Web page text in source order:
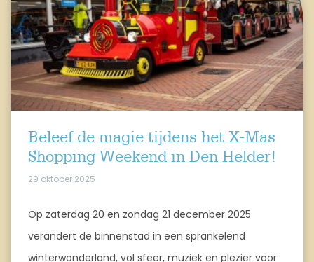
Beleef de magie tijdens het X-Mas
Shopping Weekend in Den Helder!
29 oktober 2025
Op zaterdag 20 en zondag 21 december 2025
verandert de binnenstad in een sprankelend
winterwonderland, vol sfeer, muziek en plezier voor